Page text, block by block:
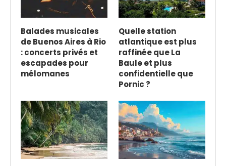
Balades musicales
de Buenos Aires à Rio
: concerts privés et
escapades pour
mélomanes
Quelle station
atlantique est plus
raffinée que La
Baule et plus
confidentielle que
Pornic ?